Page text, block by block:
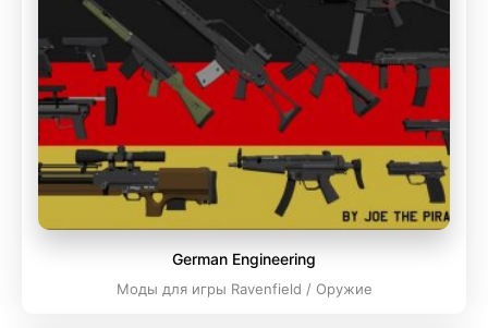
German Engineering
Моды для игры Ravenfield / Оружие